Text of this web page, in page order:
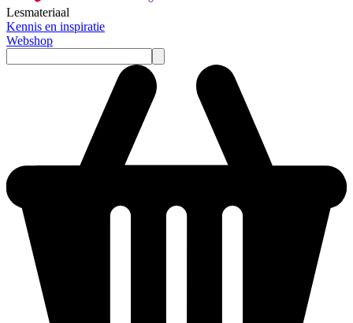
Lesmateriaal
Kennis en inspiratie
Webshop